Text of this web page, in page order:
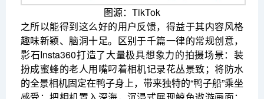
图源：TikTok
之所以能得到这么好的用户反馈，得益于其内容风格
趣味新颖、脑洞十足。区别于千篇一律的常规创意，
影石Insta360打造了大量极具想象力的拍摄场景：装
扮成蜜蜂的老人用嘴叼着相机记录花丛景致；将防水
的全景相机固定在鸭子身上，带来独特的“鸭子船”乘坐